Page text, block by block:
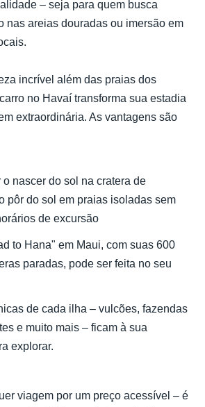
– seja para quem busca
nas areias douradas ou imersão em
incrível além das praias dos
no Havaí transforma sua estadia
extraordinária. As vantagens são
o nascer do sol na cratera de
pôr do sol em praias isoladas sem
de excursão
to Hana" em Maui, com suas 600
paradas, pode ser feita no seu
de cada ilha – vulcões, fazendas
e muito mais – ficam à sua
explorar.
viagem por um preço acessível – é